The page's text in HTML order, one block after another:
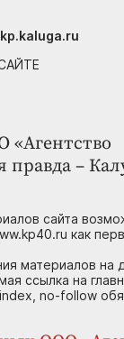
«Агентство
–
сайта
как
материалов на
ссылка на
no-follow